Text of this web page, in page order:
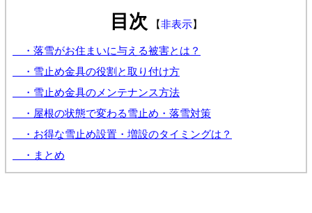
目次 【非表示】
・落雪がお住まいに与える被害とは？
・雪止め金具の役割と取り付け方
・雪止め金具のメンテナンス方法
・屋根の状態で変わる雪止め・落雪対策
・お得な雪止め設置・増設のタイミングは？
・まとめ